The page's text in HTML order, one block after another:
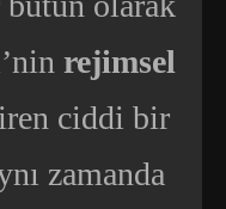
rejimsel
ciddi bir
zamanda